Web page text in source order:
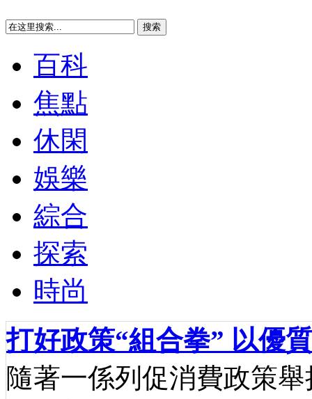
百科
焦點
休閑
娛樂
綜合
探索
時尚
打好政策“組合拳” 以優
隨著一係列促消費政策